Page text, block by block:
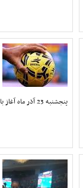
پنجشنبه 23 آذر ماه آغاز با برگزاری 3دیدار آغازشد.